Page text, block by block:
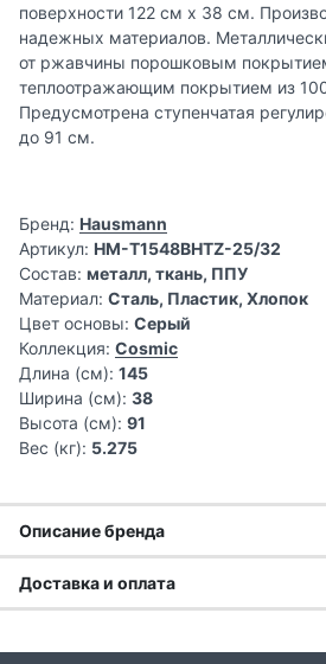
поверхности 122 см х 38 см.
надежных материалов.
от ржавчины порошковым
теплоотражающим покрытием из
Предусмотрена ступенчатая
до 91 см.
Бренд: Hausmann
Артикул: HM-T1548BHTZ-25/32
Состав: металл, ткань, ППУ
Материал: Сталь, Пластик, Хлопок
Цвет основы: Серый
Коллекция: Cosmic
Длина (см): 145
Ширина (см): 38
Высота (см): 91
Вес (кг): 5.275
Описание бренда
всей России заботиться о своем доме.
Доставка и оплата